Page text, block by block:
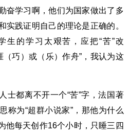
奋学习啊，他们为国家做出了多
实践证明自己的理论是正确的。
生的学习太艰苦，应把“苦”改
（巧）或（乐）作舟”，我认为这
士都离不开一个“苦”字，法国著
称为“超群小说家”，那他为什么
他每天创作16个小时，只睡三四